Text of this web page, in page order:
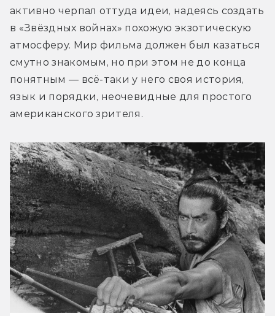
активно черпал оттуда идеи, надеясь создать
в «Звёздных войнах» похожую экзотическую
атмосферу. Мир фильма должен был казаться
смутно знакомым, но при этом не до конца
понятным — всё-таки у него своя история,
язык и порядки, неочевидные для простого
американского зрителя.